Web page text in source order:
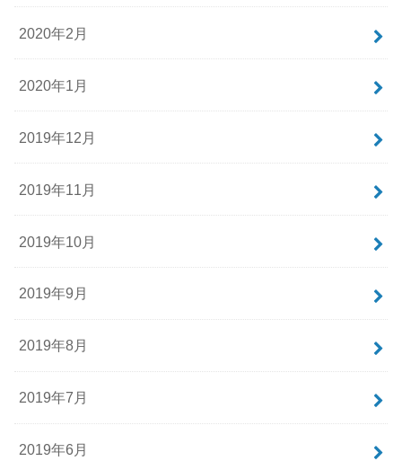
2020年2月
2020年1月
2019年12月
2019年11月
2019年10月
2019年9月
2019年8月
2019年7月
2019年6月